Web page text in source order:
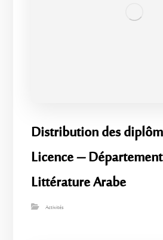
​Distribution des
Licence –
Littérature Arabe
Activités